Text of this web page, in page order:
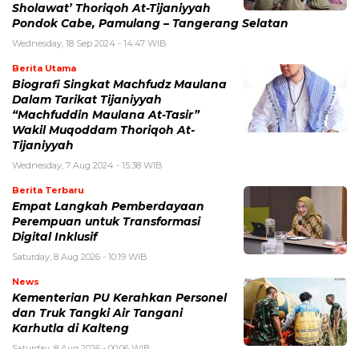
Sholawat’ Thoriqoh At-Tijaniyyah
Pondok Cabe, Pamulang – Tangerang Selatan
Wednesday, 18 Sep 2024 - 14:47 WIB
Berita Utama
Biografi Singkat Machfudz Maulana
Dalam Tarikat Tijaniyyah
“Machfuddin Maulana At-Tasir”
Wakil Muqoddam Thoriqoh At-
Tijaniyyah
Wednesday, 7 Aug 2024 - 15:38 WIB
Berita Terbaru
Empat Langkah Pemberdayaan
Perempuan untuk Transformasi
Digital Inklusif
Saturday, 8 Aug 2026 - 10:19 WIB
News
Kementerian PU Kerahkan Personel
dan Truk Tangki Air Tangani
Karhutla di Kalteng